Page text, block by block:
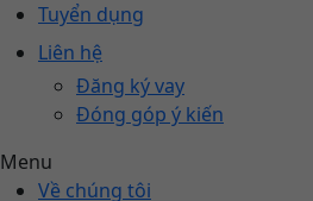
Tuyển dụng
Liên hệ
Đăng ký vay
Đóng góp ý kiến
Menu
Về chúng tôi